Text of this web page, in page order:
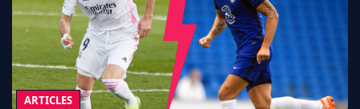
ARTICLES